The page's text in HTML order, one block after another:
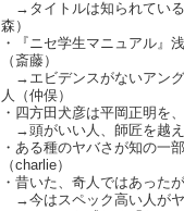
→タイトルは知られている
森）
・『ニセ学生マニュアル』
（斎藤）
→エビデンスがないアング
人（仲俣）
・四方田犬彦は平岡正明を
→頭がいい人、師匠を越
・ある種のヤバさが知の一
（charlie）
・昔いた、奇人ではあった
→今はスペック高い人がヤ